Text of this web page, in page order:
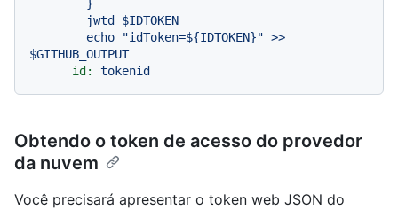
id:
tokenid
Obtendo o token de acesso do provedor
da nuvem
Você precisará apresentar o token web JSON do